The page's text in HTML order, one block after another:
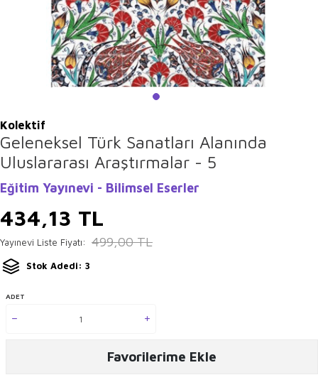
Kolektif
Geleneksel Türk Sanatları Alanında
Uluslararası Araştırmalar - 5
Eğitim Yayınevi - Bilimsel Eserler
434,13 TL
Yayınevi Liste Fiyatı: 499,00TL
Stok Adedi: 3
ADET
Favorilerime Ekle